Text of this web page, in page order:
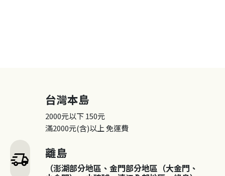
delivery_truck_speed
台灣本島
2000元以下150元
滿2000元(含)以上免運費
離島
（澎湖部分地區、金門部分地區（大金門、